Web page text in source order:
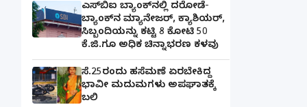
ಎಸ್‌ಬಿಐ ಬ್ಯಾಂಕ್‌ನಲ್ಲಿ‌ ದರೋಡೆ-
ಬ್ಯಾಂಕ್​ನ ಮ್ಯಾನೇಜರ್‌, ಕ್ಯಾಶಿಯರ್‌,
ಸಿಬ್ಬಂದಿಯನ್ನು ಕಟ್ಟಿ 8 ಕೋಟಿ 50
ಕೆ.ಜಿ.ಗೂ ಅಧಿಕ ಚಿನ್ನಾಭರಣ ಕಳವು
ಸೆ.25ರಂದು ಹಸೆಮಣೆ ಏರಬೇಕಿದ್ದ
ಭಾವೀ ಮದುಮಗಳು ಅಪಘಾತಕ್ಕೆ
ಬಲಿ